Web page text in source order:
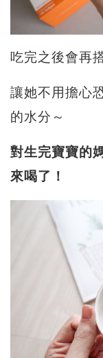
吃完之後會再
讓她不用擔心
的水分～
對生完寶寶的
來喝了！